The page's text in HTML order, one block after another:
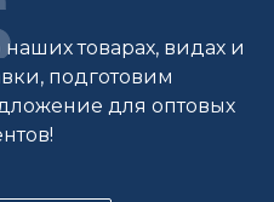
товарах, видах и
подготовим
для оптовых